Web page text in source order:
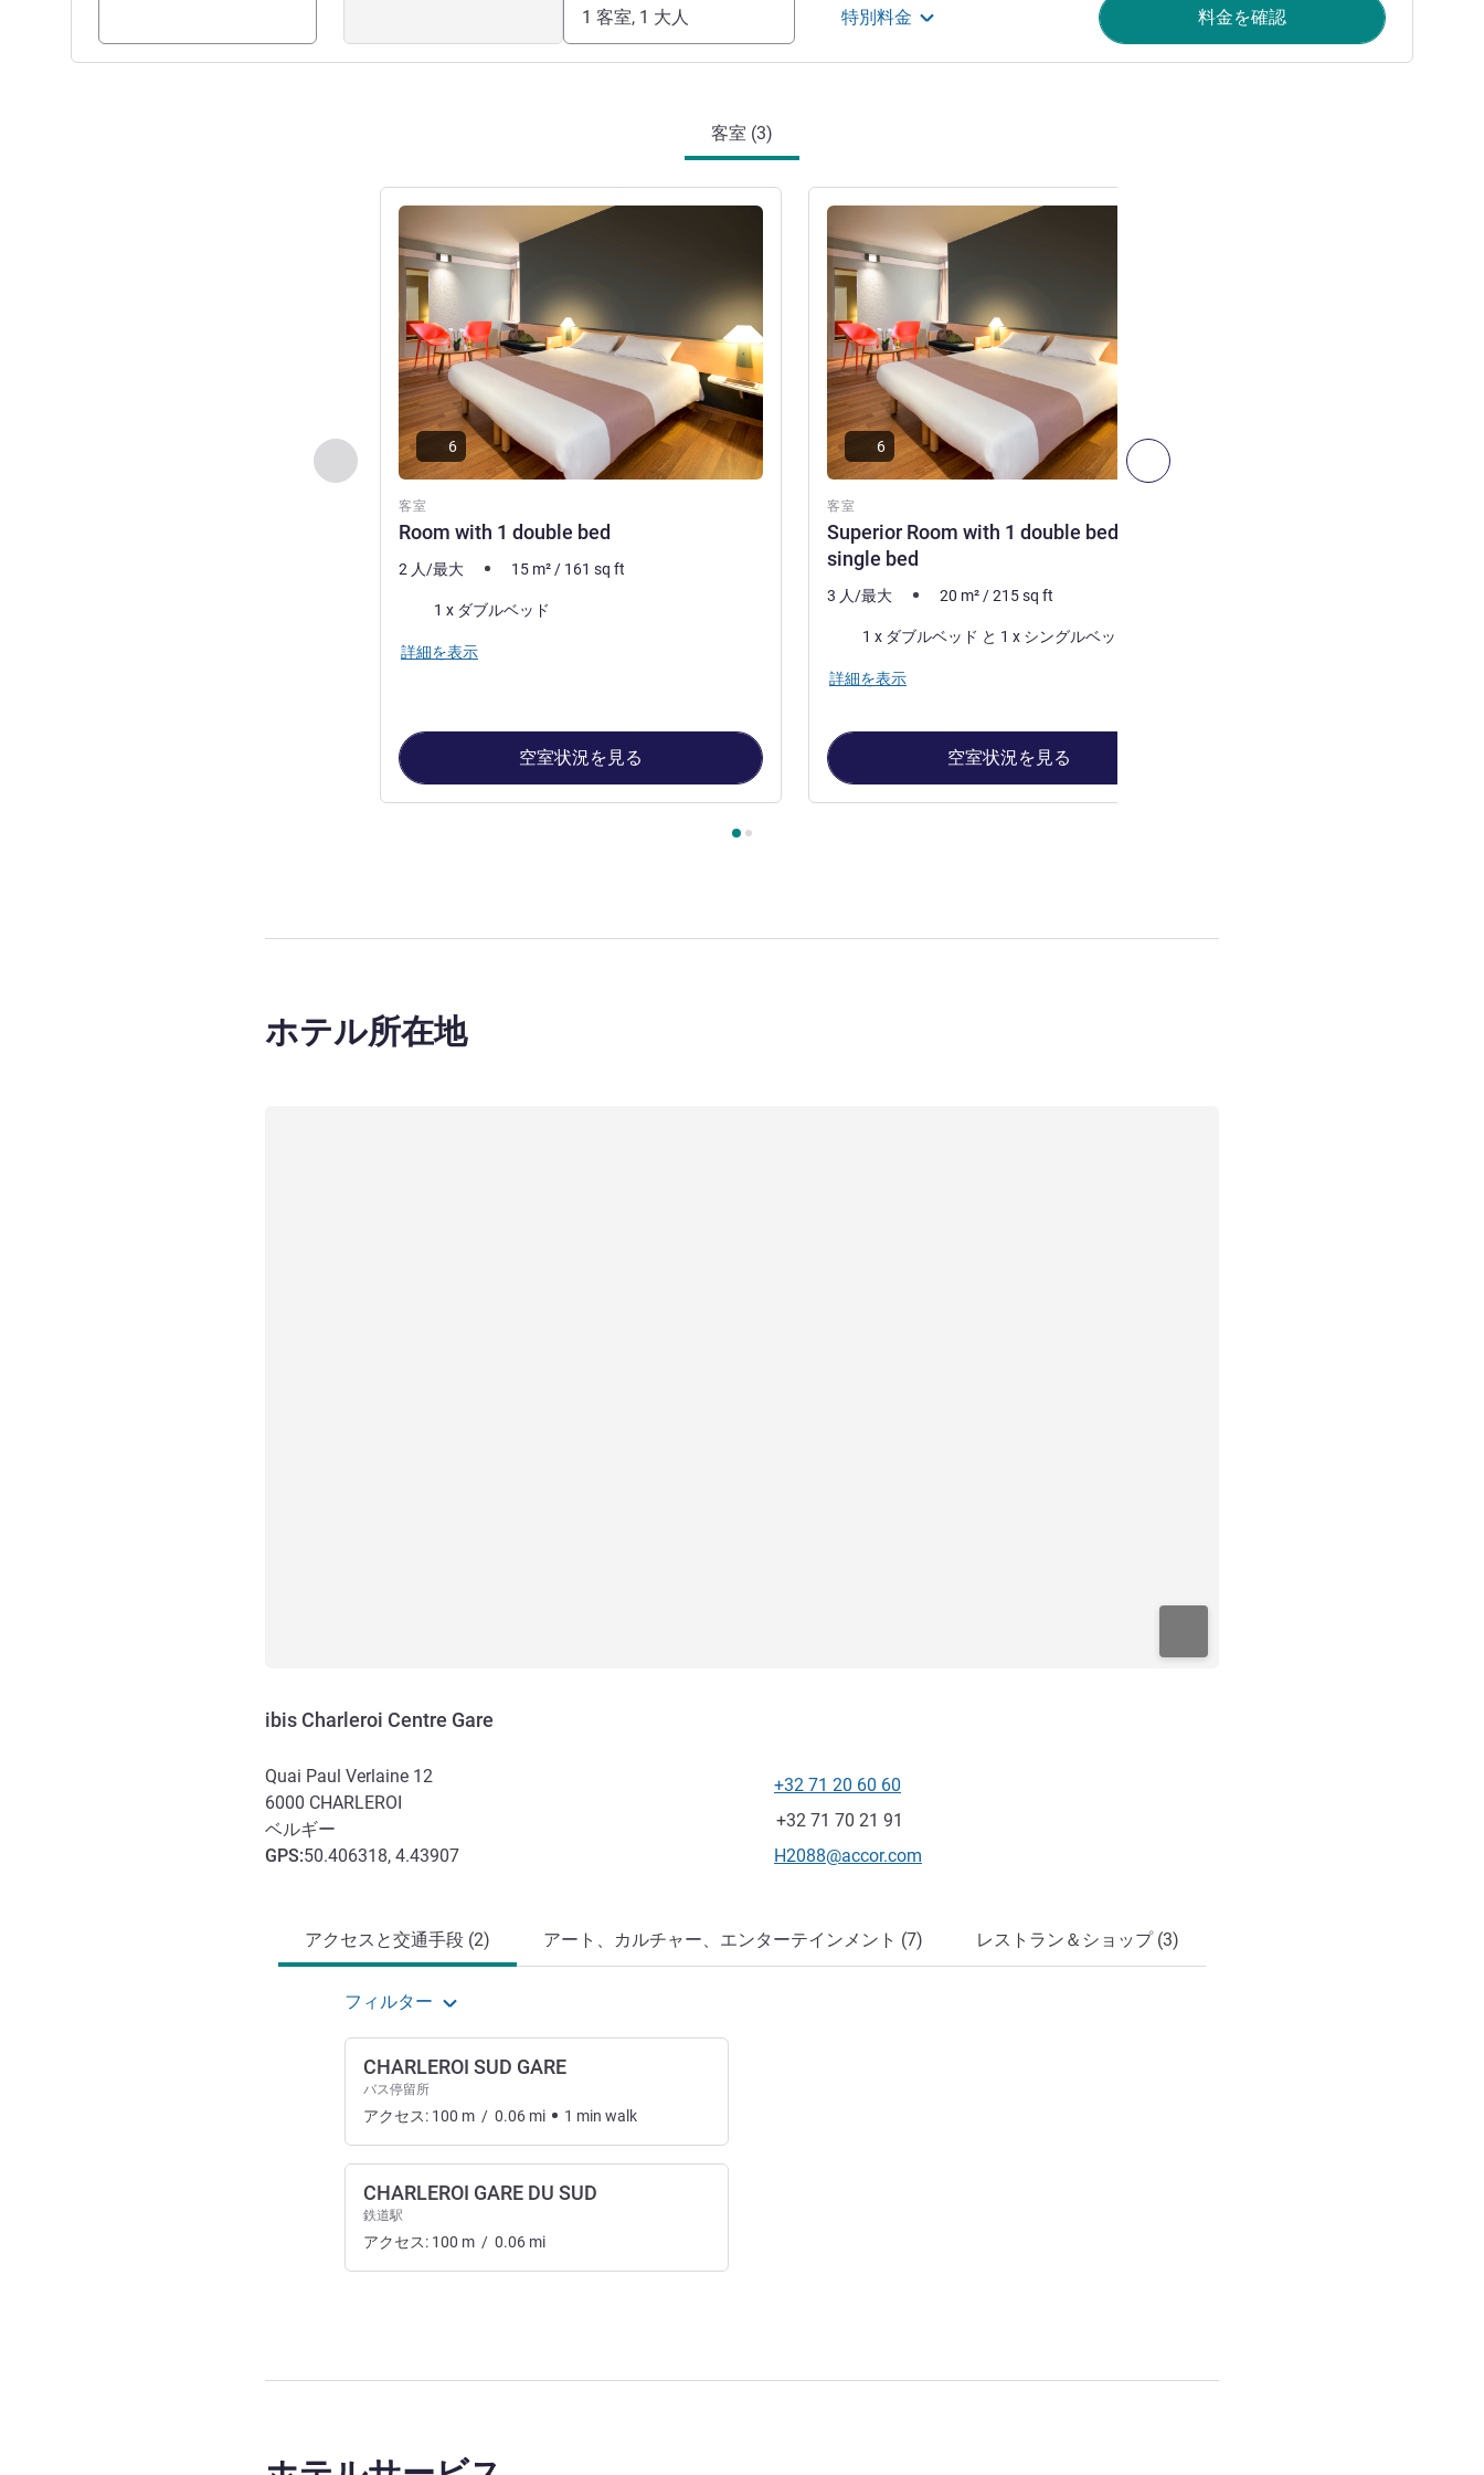
1 客室, 1 大人 特別料金 料金を確認
客室 (3)
前に戻る - 客室 次へ - 客室
客室
Room with 1 double bed
詳細を表示
6
2 人/最大 15 m² / 161 sq ft
1 x ダブルベッド
詳細を表示
空室状況を見る
客室
Superior Room with 1 double bed and 1
single bed
詳細を表示
6
3 人/最大 20 m² /215sq ft
1 x ダブルベッド と 1 x シングルベッド
詳細を表示
空室状況を見る
ホテル所在地
ibis Charleroi Centre Gare
Quai Paul Verlaine 12
6000 CHARLEROI
ベルギー
GPS:50.406318, 4.43907
電話番号
+32 71 20 60 60
ファックス
+32 71 70 21 91
Eメール
H2088@accor.com
アクセスと交通手段 (2) アート、カルチャー、エンターテインメント (7) レストラン＆ショップ (3)
フィルター
CHARLEROI SUD GARE
バス停留所
アクセス: 100 m / 0.06 mi 1 min walk
CHARLEROI GARE DU SUD
鉄道駅
アクセス: 100 m / 0.06 mi